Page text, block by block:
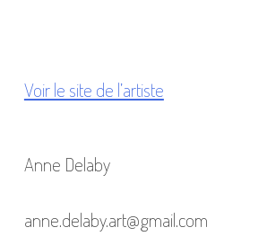
Voir le site de l’artiste
Anne Delaby
anne.delaby.art@gmail.com